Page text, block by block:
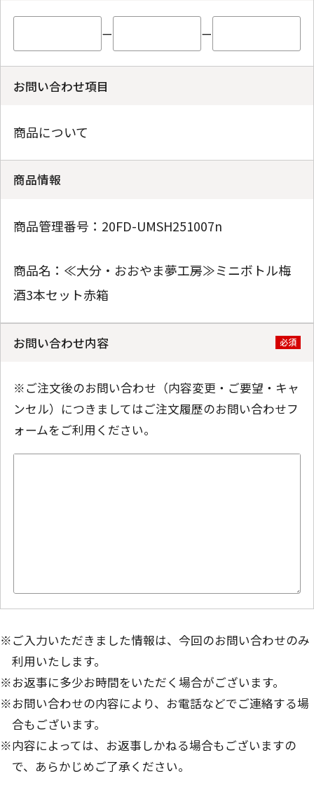
ー ー
お問い合わせ項目
商品について
商品情報
商品管理番号： 20FD-UMSH251007n
商品名： ≪大分・おおやま夢工房≫ミニボトル梅
酒3本セット赤箱
お問い合わせ内容 必須
※ご注文後のお問い合わせ（内容変更・ご要望・キャ
ンセル）につきましてはご注文履歴のお問い合わせフ
ォームをご利用ください。
※ご入力いただきました情報は、今回のお問い合わせのみ
利用いたします。
※お返事に多少お時間をいただく場合がございます。
※お問い合わせの内容により、お電話などでご連絡する場
合もございます。
※内容によっては、お返事しかねる場合もございますの
で、あらかじめご了承ください。